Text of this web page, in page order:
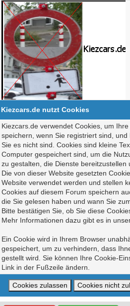
Kiezcars.de nutzt Cookies
Kiezcars.de verwendet Cookies, um
speichern, wenn Sie registriert sind,
Sie es nicht sind. Cookies sind kleine
Computer gespeichert sind, um die
zu gestalten, die Dienste bereitzustellen
Die von dieser Website gesetzten
Website verwendet werden und stellen
Cookies auf diesem Forum speichern
die Sie gelesen haben und wann Sie
Bitte bestätigen Sie, ob Sie diese
Mehr Informationen dazu gibt es in
Ein Cookie wird in Ihrem Browser
gespeichert, um zu verhindern, dass
gestellt wird. Sie können Ihre Cookie-
Link in der Fußzeile ändern.